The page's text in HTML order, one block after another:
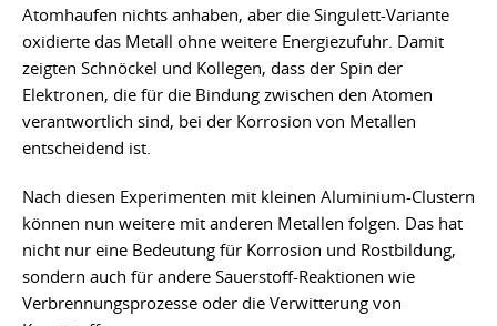
Atomhaufen nichts anhaben, aber die Singulett-Variante
oxidierte das Metall ohne weitere Energiezufuhr. Damit
zeigten Schnöckel und Kollegen, dass der Spin der
Elektronen, die für die Bindung zwischen den Atomen
verantwortlich sind, bei der Korrosion von Metallen
entscheidend ist.
Nach diesen Experimenten mit kleinen Aluminium-Clustern
können nun weitere mit anderen Metallen folgen. Das hat
nicht nur eine Bedeutung für Korrosion und Rostbildung,
sondern auch für andere Sauerstoff-Reaktionen wie
Verbrennungsprozesse oder die Verwitterung von